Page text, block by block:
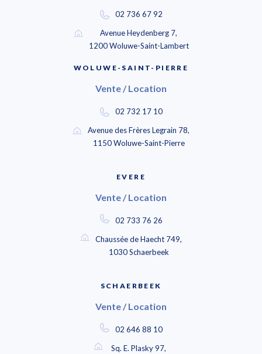
02 736 67 92
Avenue Heydenberg 7,
1200 Woluwe-Saint-Lambert
WOLUWE-SAINT-PIERRE
Vente / Location
02 732 17 10
Avenue des Frères Legrain 78,
1150 Woluwe-Saint-Pierre
EVERE
Vente / Location
02 733 76 26
Chaussée de Haecht 749,
1030 Schaerbeek
SCHAERBEEK
Vente / Location
02 646 88 10
Sq. E. Plasky 97,